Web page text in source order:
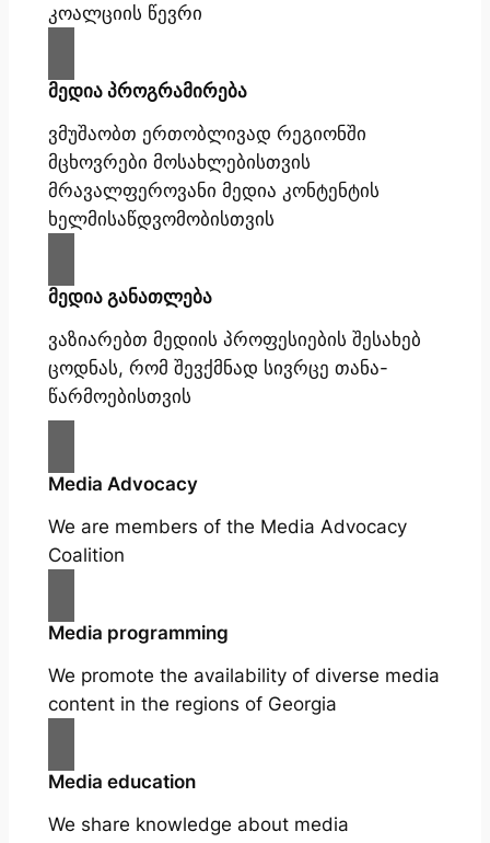
კოალციის წევრი
მედია პროგრამირება
ვმუშაობთ ერთობლივად რეგიონში
მცხოვრები მოსახლებისთვის
მრავალფეროვანი მედია კონტენტის
ხელმისაწდვომობისთვის
მედია განათლება
ვაზიარებთ მედიის პროფესიების შესახებ
ცოდნას, რომ შევქმნად სივრცე თანა-
წარმოებისთვის
Media Advocacy
We are members of the Media Advocacy
Coalition
Media programming
We promote the availability of diverse media
content in the regions of Georgia
Media education
We share knowledge about media